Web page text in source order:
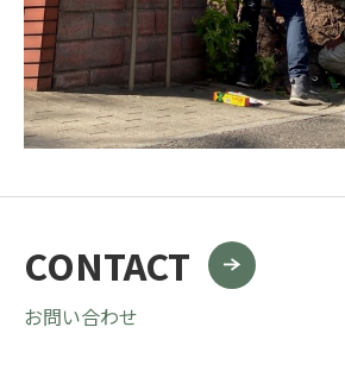
CONTACT
お問い合わせ